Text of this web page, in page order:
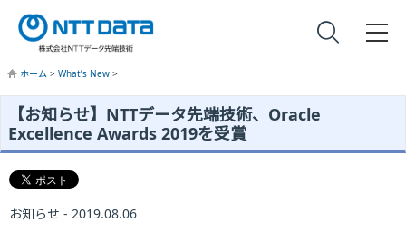
ホーム > What’s New >
【お知らせ】NTTデータ先端技術、Oracle
Excellence Awards 2019を受賞
お知らせ - 2019.08.06